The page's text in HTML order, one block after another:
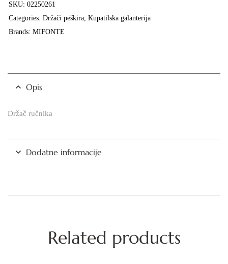
SKU: 02250261
Categories: Držači peškira, Kupatilska galanterija
Brands: MIFONTE
Opis
Držač ručnika
Dodatne informacije
Related products